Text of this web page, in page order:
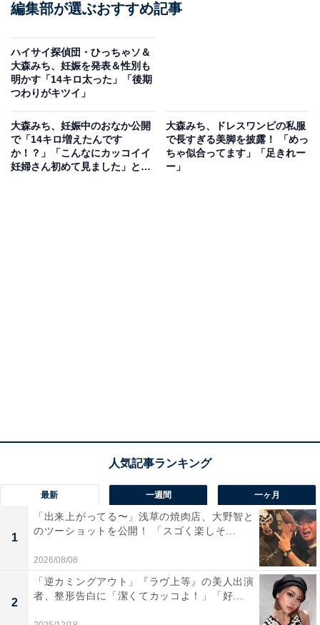
編集部が選ぶおすすめ記事
ハイサイ探偵団・ひっちゃソ＆
大森みち、妊娠を発表＆性別も
明かす「14キロ太った」「後期
つわりがキツイ」
大森みち、妊娠中のおなか公開
で「14キロ増えたんです
か！？」「こんなにカッコイイ
妊婦さん初めて見ました」と反
大森みち、ドレスワンピの私服
で長すぎる美脚を披露！ 「めっ
ちゃ似合ってます」「足きれー
ー」
最新 一週間 一ヶ月
1
「出来上がってる〜」浅草の焼肉店、大野智と
のツーショットを公開！ 「スゴく楽しそ...
2026/08/08
2
「逆カミングアウト」『ラヴ上等』の美人出演
者、整形告白に「潔くてカッコよ！」「好...